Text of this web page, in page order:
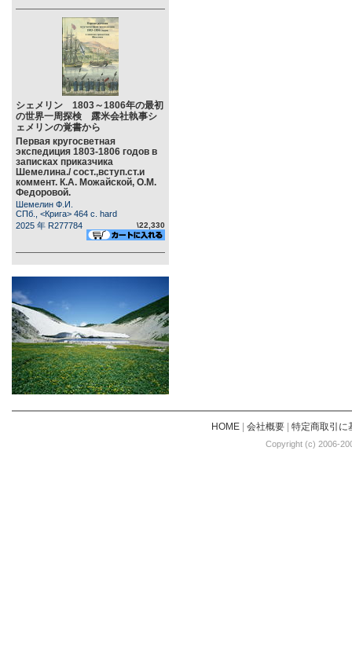
シェメリン 1803～1806年の最初
の世界一周探検 露米会社執事シ
ェメリンの覚書から
Первая кругосветная
экспедиция 1803-1806 годов в
записках приказчика
Шемелина./ сост.,вступ.ст.и
коммент. К.А. Можайской, О.М.
Федоровой.
Шемелин Ф.И.
СПб., <Крига> 464 c. hard
2025 年 R277784
\22,330
HOME| 会社概要| 特定商取引に
Copyright (c) 2006-